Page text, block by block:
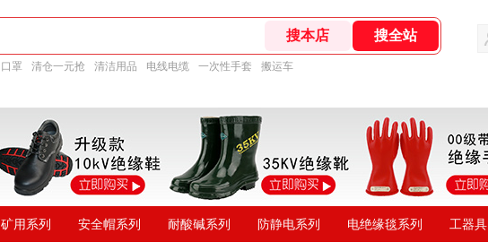
口罩 清仓一元抢 清洁用品 电线电缆 一次性手套 搬运车
矿用系列 安全帽系列 耐酸碱系列 防静电系列 电绝缘毯系列 工器具